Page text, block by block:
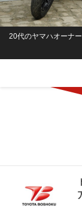
20代のヤマハオーナ